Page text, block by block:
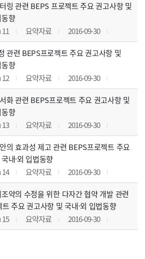
링 관련 BEPS 프로젝트 주요 권고사항 및
동향
요약자료 2016-09-30
관련 BEPS프로젝트 주요 권고사항 및
동향
요약자료 2016-09-30
화 관련 BEPS프로젝트 주요 권고사항 및
동향
요약자료 2016-09-30
의 효과성 제고 관련 BEPS프로젝트 주요
내·외 입법동향
요약자료 2016-09-30
약의 수정을 위한 다자간 협약 개발 관련
주요 권고사항 및 국내·외 입법동향
요약자료 2016-09-30